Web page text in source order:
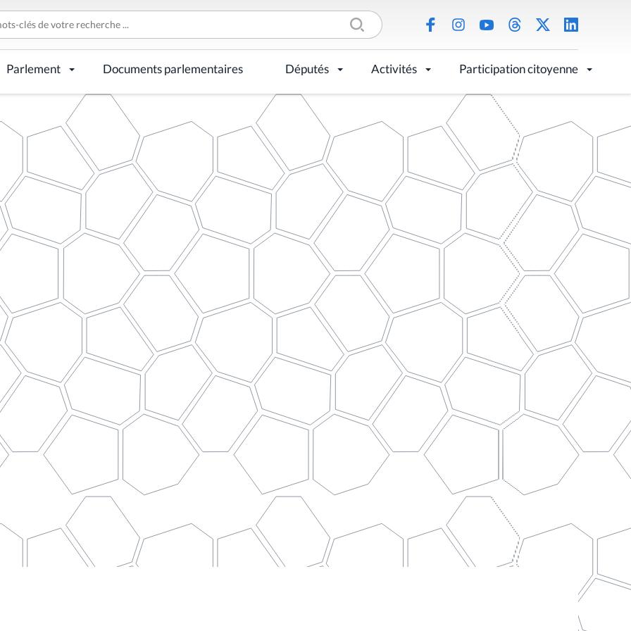
Parlement Documents parlementaires Députés Activités Participation citoyenne